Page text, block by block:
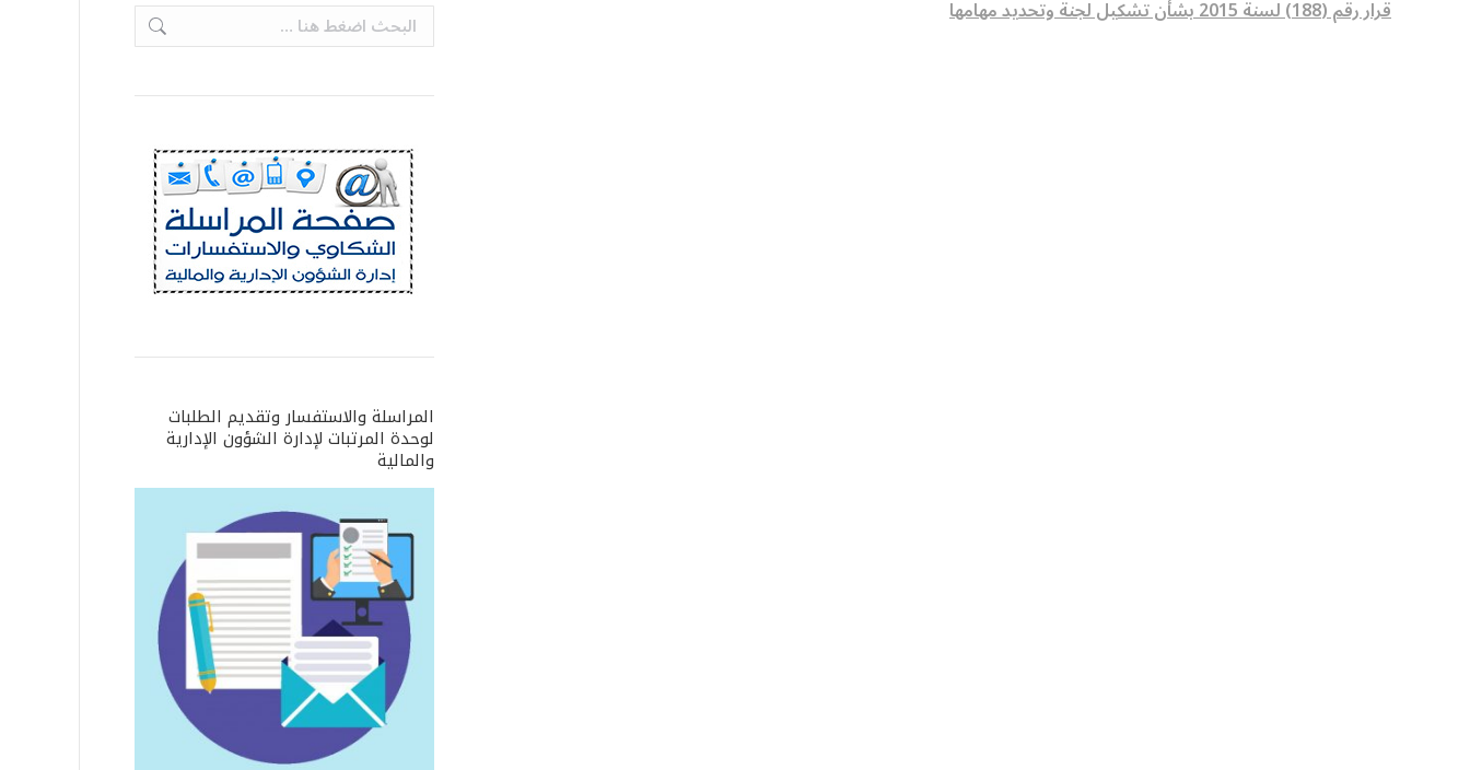
قرار رقم (188) لسنة 2015 بشأن تشكيل لجنة وتحديد مهامها Search:
المراسلة والاستفسار وتقديم الطلبات
لوحدة المرتبات لإدارة الشؤون الإدارية
والمالية